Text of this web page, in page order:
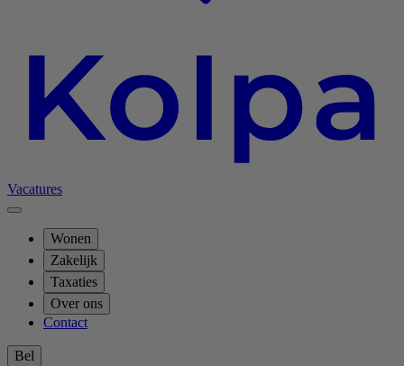
Vacatures
Wonen
Zakelijk
Taxaties
Over ons
Contact
Bel